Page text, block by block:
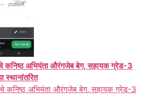
कनिष्ठ अभियंता औरंगजेब बेग, सहायक ग्रेड-3
स्थानांतरित
कनिष्ठ अभियंता औरंगजेब बेग, सहायक ग्रेड-3